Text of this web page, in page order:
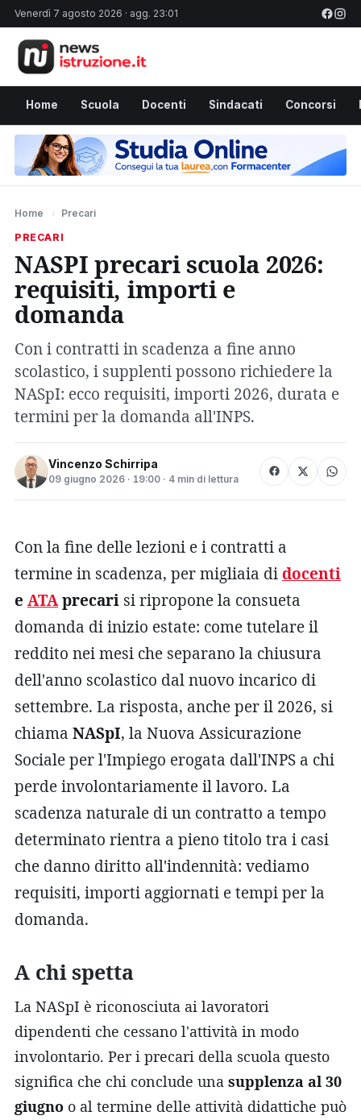
Venerdì 7 agosto 2026 · agg. 23:01
Home Scuola Docenti Sindacati Concorsi
Home › Precari
PRECARI
NASPI precari scuola 2026:
requisiti, importi e
domanda
Con i contratti in scadenza a fine anno
scolastico, i supplenti possono richiedere la
NASpI: ecco requisiti, importi 2026, durata e
termini per la domanda all'INPS.
Vincenzo Schirripa
09 giugno 2026 · 19:00 · 4 min di lettura
Con la fine delle lezioni e i contratti a
termine in scadenza, per migliaia didocenti
e ATAprecari si ripropone la consueta
domanda di inizio estate: come tutelare il
reddito nei mesi che separano la chiusura
dell'anno scolastico dal nuovo incarico di
settembre. La risposta, anche per il 2026, si
chiama NASpI, la Nuova Assicurazione
Sociale per l'Impiego erogata dall'INPS a chi
perde involontariamente il lavoro. La
scadenza naturale di un contratto a tempo
determinato rientra a pieno titolo tra i casi
che danno diritto all'indennità: vediamo
requisiti, importi aggiornati e tempi per la
domanda.
A chi spetta
La NASpI è riconosciuta ai lavoratori
dipendenti che cessano l'attività in modo
involontario. Per i precari della scuola questo
significa che chi conclude una supplenza al 30
giugno o al termine delle attività didattiche può